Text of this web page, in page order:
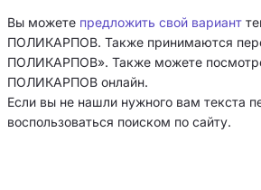
Вы можете предложить свой вариант
ПОЛИКАРПОВ. Также принимаются
ПОЛИКАРПОВ». Также можете
ПОЛИКАРПОВ онлайн.
Если вы не нашли нужного вам текста
воспользоваться поиском по сайту.